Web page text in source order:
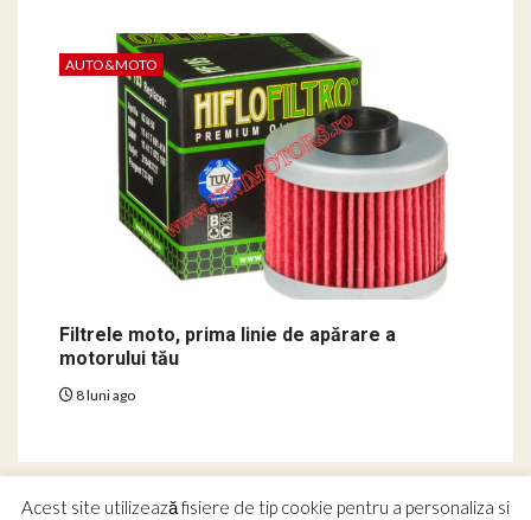
AUTO&MOTO
Filtrele moto, prima linie de apărare a
motorului tău
8 luni ago
Acest site utilizează fisiere de tip cookie pentru a personaliza si